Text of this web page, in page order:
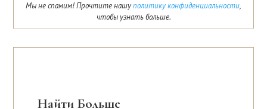
Мы не спамим! Прочтите нашуполитику конфиденциальности,
чтобы узнать больше.
Найти Больше